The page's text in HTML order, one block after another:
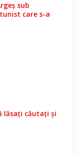
sub
care s-a
lăsați căutați și